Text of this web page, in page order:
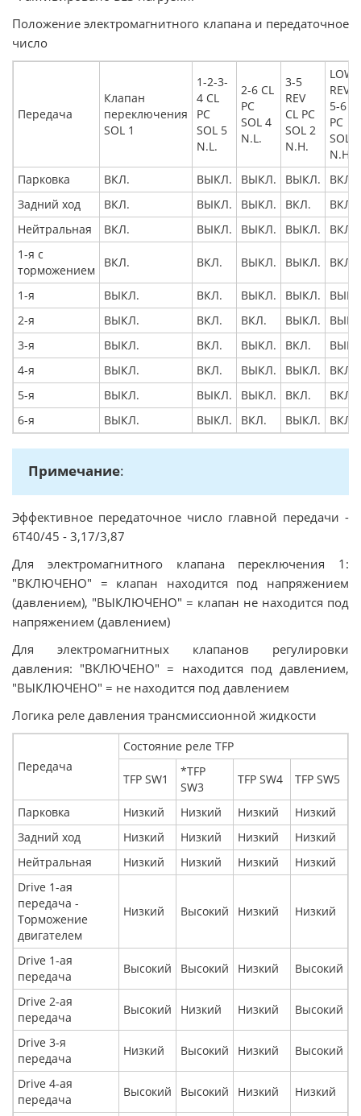
Положение электромагнитного клапана и передаточное
число
Передача
Клапан
переключения
SOL 1
1-2-3-
4 CL
PC
SOL 5
N.L.
2-6 CL
PC
SOL 4
N.L.
3-5
REV
CL PC
SOL 2
N.H.
LOW
REV
5-6
PC
SOL 3
N.H.
Парковка
ВКЛ. ВЫКЛ. ВЫКЛ. ВЫКЛ.
ВКЛ.
Задний ход
ВКЛ. ВЫКЛ. ВЫКЛ. ВКЛ.
ВКЛ.
Нейтральная
ВКЛ. ВЫКЛ. ВЫКЛ. ВЫКЛ.
ВКЛ.
1-я с
торможением
ВКЛ. ВКЛ. ВЫКЛ. ВЫКЛ. ВКЛ.
1-я ВЫКЛ. ВКЛ. ВЫКЛ. ВЫКЛ.
2-я
ВЫКЛ. ВКЛ. ВКЛ. ВЫКЛ.
3-я
ВЫКЛ. ВКЛ. ВЫКЛ. ВКЛ.
4-я
ВЫКЛ. ВКЛ. ВЫКЛ. ВЫКЛ.
ВКЛ.
5-я
ВЫКЛ. ВЫКЛ. ВЫКЛ. ВКЛ.
ВКЛ.
6-я
ВЫКЛ. ВЫКЛ. ВКЛ. ВЫКЛ. ВКЛ.
Примечание:
Эффективное передаточное число главной передачи -
6T40/45 - 3,17/3,87
Для электромагнитного клапана переключения 1:
"ВКЛЮЧЕНО" = клапан находится под напряжением
(давлением), "ВЫКЛЮЧЕНО" = клапан не находится под
напряжением (давлением)
Для электромагнитных клапанов регулировки
давления: "ВКЛЮЧЕНО" = находится под давлением,
"ВЫКЛЮЧЕНО" = не находится под давлением
Логика реле давления трансмиссионной жидкости
Передача
Состояние реле TFP
TFP SW1
*TFP
SW3
TFP SW4 TFP SW5
Парковка Низкий Низкий Низкий
Низкий
Задний ход
Низкий Низкий Низкий
Низкий
Нейтральная
Низкий Низкий Низкий
Низкий
Drive 1-ая
передача -
Торможение
двигателем
Низкий Высокий Низкий Низкий
Drive 1-ая
передача
Высокий Высокий Низкий Высокий
Drive 2-ая
передача
Высокий Низкий Низкий Высокий
Drive 3-я
передача
Низкий Высокий Низкий Высокий
Drive 4-ая
передача
Высокий Высокий Низкий Низкий